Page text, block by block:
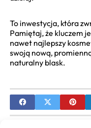
To inwestycja, która
Pamiętaj, że kluczem
nawet najlepszy
swoją nową,
naturalny blask.